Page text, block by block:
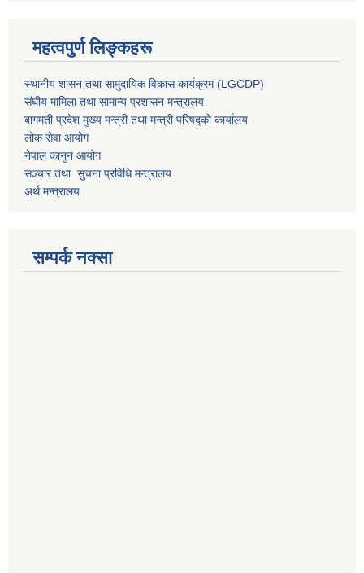
महत्वपुर्ण लिङ्कहरू
स्थानीय शासन तथा सामुदायिक विकास कार्यक्रम (LGCDP)
संघीय मामिला तथा सामान्य प्रशासन मन्त्रालय
बागमती प्रदेश मुख्य मन्त्री तथा मन्त्री परिषद्को कार्यालय
लोक सेवा आयोग
नेपाल कानुन आयोग
सञ्चार तथा सुचना प्रविधि मन्त्रालय
अर्थ मन्त्रालय
सम्पर्क नक्सा